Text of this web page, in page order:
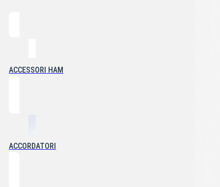
ACCESSORI HAM
ACCORDATORI